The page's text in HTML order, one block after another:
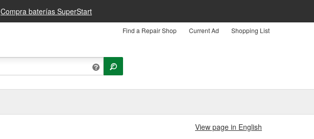
Compra baterías SuperStart
Find a Repair Shop Current Ad Shopping List
View page in English